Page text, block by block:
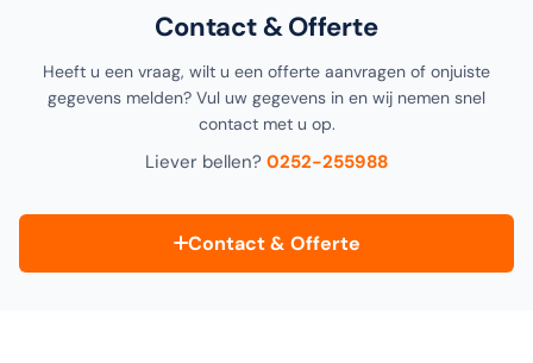
Contact & Offerte
Heeft u een vraag, wilt u een offerte aanvragen of onjuiste
gegevens melden? Vul uw gegevens in en wij nemen snel
contact met u op.
Liever bellen? 0252-255988
Contact & Offerte